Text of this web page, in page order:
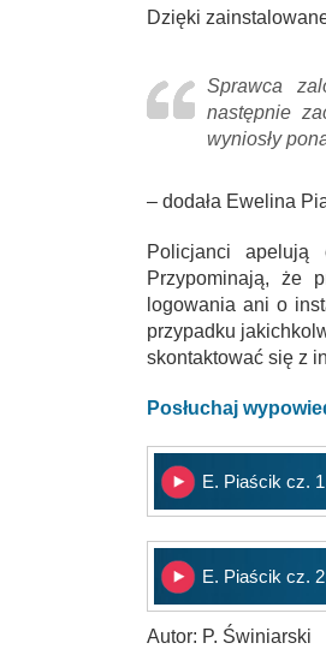
Dzięki
Sprawca
następnie
wyniosły
– dodała Ewelina
Policjanci apelują
Przypominają, że
logowania ani o
przypadku
skontaktować się z
Posłuchaj
E. Piaścik cz. 1
E. Piaścik cz. 2
Autor: P. Świniarski